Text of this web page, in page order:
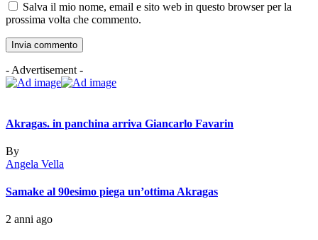
Salva il mio nome, email e sito web in questo browser per la
prossima volta che commento.
- Advertisement -
Akragas. in panchina arriva Giancarlo Favarin
By
Angela Vella
Samake al 90esimo piega un’ottima Akragas
2 anni ago